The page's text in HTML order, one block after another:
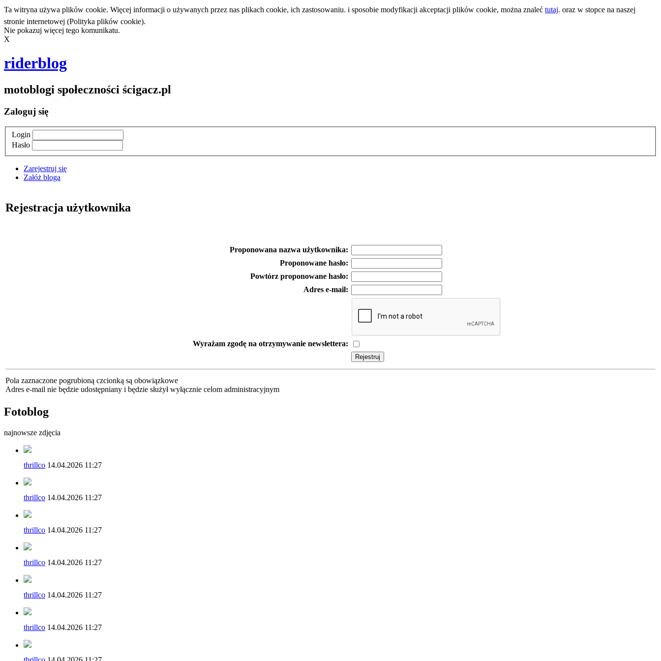
Ta witryna używa plików cookie. Więcej informacji o używanych przez nas plikach cookie, ich zastosowaniu. i sposobie modyfikacji akceptacji plików cookie, można znaleć tutaj. oraz w stopce na naszej
stronie internetowej (Polityka plików cookie).
Nie pokazuj więcej tego komunikatu.
X
riderblog
motoblogi społeczności ścigacz.pl
Zaloguj się
Login
Hasło
Zarejestruj się
Załóż bloga
Rejestracja użytkownika
Proponowana nazwa użytkownika:
Proponowane hasło:
Powtórz proponowane hasło:
Adres e-mail:
Wyrażam zgodę na otrzymywanie newslettera:
Pola zaznaczone pogrubioną czcionką są obowiązkowe
Adres e-mail nie będzie udostępniany i będzie służył wyłącznie celom administracyjnym
Fotoblog
najnowsze zdjęcia
thrillco 14.04.2026 11:27
thrillco 14.04.2026 11:27
thrillco 14.04.2026 11:27
thrillco 14.04.2026 11:27
thrillco 14.04.2026 11:27
thrillco 14.04.2026 11:27